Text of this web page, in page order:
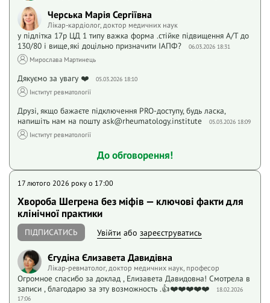
Черська Марія Сергіївна
Лікар-кардіолог, доктор медичних наук
у підлітка 17р ЦД 1 типу важка форма .стійке підвищення А/Т до
130/80 і вище,які доцільно призначити ІАПФ?
06.03.2026 18:31
Мирослава Мартинець
Дякуємо за увагу ❤️ 05.03.2026 18:10
Інститут ревматології
Друзі, якщо бажаєте підключення PRO-доступу, будь ласка,
напишіть нам на пошту ask@rheumatology.institute
05.03.2026 18:09
Інститут ревматології
До обговорення!
17 лютого 2026 року o 17:00
Хвороба Шегрена без міфів — ключові факти для
клінічної практики
ПІДПИСАТИСЬ Увійти або зареєструватись
Єгудіна Єлизавета Давидівна
Лікар-ревматолог, доктор медичних наук, професор
Огромное спасибо за доклад , Елизавета Давидовна! Смотрела в
записи , благодарю за эту возможность .👍❤️❤️❤️❤️❤️
18.02.2026
17:06